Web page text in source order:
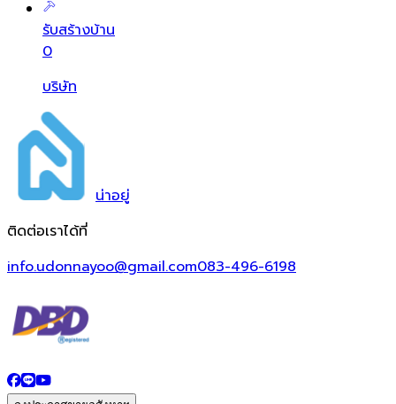
รับสร้างบ้าน
0
บริษัท
น่าอยู่
ติดต่อเราได้ที่
info.udonnayoo@gmail.com083-496-6198